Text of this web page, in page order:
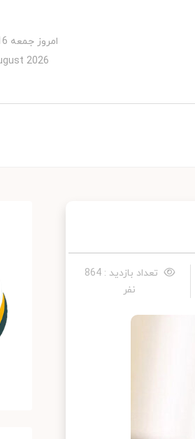
امروز جمعه 16 مرداد 1405
2026
تعداد بازدید : 864
نفر